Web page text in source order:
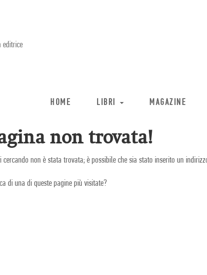
editrice
HOME LIBRI MAGAZINE
non trovata!
cercando non è stata trovata; è possibile che sia stato inserito un
di una di queste pagine più visitate?